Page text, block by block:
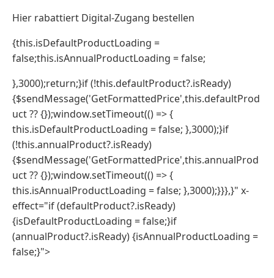
Hier rabattiert Digital-Zugang bestellen
{this.isDefaultProductLoading =
false;this.isAnnualProductLoading = false;
},3000);return;}if (!this.defaultProduct?.isReady)
{$sendMessage('GetFormattedPrice',this.defaultProd
uct ?? {});window.setTimeout(() => {
this.isDefaultProductLoading = false; },3000);}if
(!this.annualProduct?.isReady)
{$sendMessage('GetFormattedPrice',this.annualProd
uct ?? {});window.setTimeout(() => {
this.isAnnualProductLoading = false; },3000);}}},}" x-
effect="if (defaultProduct?.isReady)
{isDefaultProductLoading = false;}if
(annualProduct?.isReady) {isAnnualProductLoading =
false;}">